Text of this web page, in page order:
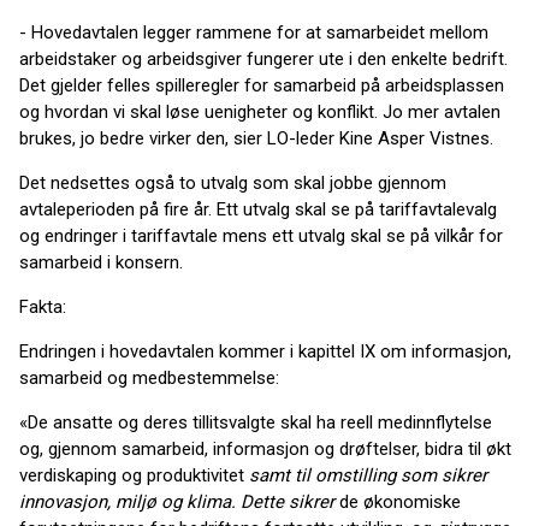
- Hovedavtalen legger rammene for at samarbeidet mellom
arbeidstaker og arbeidsgiver fungerer ute i den enkelte bedrift.
Det gjelder felles spilleregler for samarbeid på arbeidsplassen
og hvordan vi skal løse uenigheter og konflikt. Jo mer avtalen
brukes, jo bedre virker den, sier LO-leder Kine Asper Vistnes.
Det nedsettes også to utvalg som skal jobbe gjennom
avtaleperioden på fire år. Ett utvalg skal se på tariffavtalevalg
og endringer i tariffavtale mens ett utvalg skal se på vilkår for
samarbeid i konsern.
Fakta:
Endringen i hovedavtalen kommer i kapittel IX om informasjon,
samarbeid og medbestemmelse:
«De ansatte og deres tillitsvalgte skal ha reell medinnflytelse
og, gjennom samarbeid, informasjon og drøftelser, bidra til økt
verdiskaping og produktivitet samt til omstilling som sikrer
innovasjon, miljø og klima. Dette sikrerde økonomiske